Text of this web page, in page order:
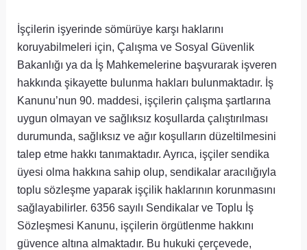
İşçilerin işyerinde sömürüye karşı haklarını
koruyabilmeleri için, Çalışma ve Sosyal Güvenlik
Bakanlığı ya da İş Mahkemelerine başvurarak işveren
hakkında şikayette bulunma hakları bulunmaktadır. İş
Kanunu’nun 90. maddesi, işçilerin çalışma şartlarına
uygun olmayan ve sağlıksız koşullarda çalıştırılması
durumunda, sağlıksız ve ağır koşulların düzeltilmesini
talep etme hakkı tanımaktadır. Ayrıca, işçiler sendika
üyesi olma hakkına sahip olup, sendikalar aracılığıyla
toplu sözleşme yaparak işçilik haklarının korunmasını
sağlayabilirler. 6356 sayılı Sendikalar ve Toplu İş
Sözleşmesi Kanunu, işçilerin örgütlenme hakkını
güvence altına almaktadır. Bu hukuki çerçevede,